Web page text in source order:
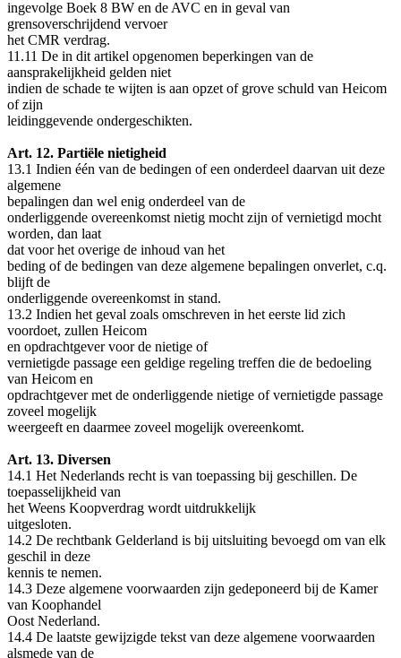
ingevolge Boek 8 BW en de AVC en in geval van
grensoverschrijdend vervoer
het CMR verdrag.
11.11 De in dit artikel opgenomen beperkingen van de
aansprakelijkheid gelden niet
indien de schade te wijten is aan opzet of grove schuld van Heicom
of zijn
leidinggevende ondergeschikten.
Art. 12. Partiële nietigheid
13.1 Indien één van de bedingen of een onderdeel daarvan uit deze
algemene
bepalingen dan wel enig onderdeel van de
onderliggende overeenkomst nietig mocht zijn of vernietigd mocht
worden, dan laat
dat voor het overige de inhoud van het
beding of de bedingen van deze algemene bepalingen onverlet, c.q.
blijft de
onderliggende overeenkomst in stand.
13.2 Indien het geval zoals omschreven in het eerste lid zich
voordoet, zullen Heicom
en opdrachtgever voor de nietige of
vernietigde passage een geldige regeling treffen die de bedoeling
van Heicom en
opdrachtgever met de onderliggende nietige of vernietigde passage
zoveel mogelijk
weergeeft en daarmee zoveel mogelijk overeenkomt.
Art. 13. Diversen
14.1 Het Nederlands recht is van toepassing bij geschillen. De
toepasselijkheid van
het Weens Koopverdrag wordt uitdrukkelijk
uitgesloten.
14.2 De rechtbank Gelderland is bij uitsluiting bevoegd om van elk
geschil in deze
kennis te nemen.
14.3 Deze algemene voorwaarden zijn gedeponeerd bij de Kamer
van Koophandel
Oost Nederland.
14.4 De laatste gewijzigde tekst van deze algemene voorwaarden
alsmede van de